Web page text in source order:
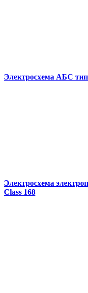
Электросхема АБС тип
Электросхема
Class 168